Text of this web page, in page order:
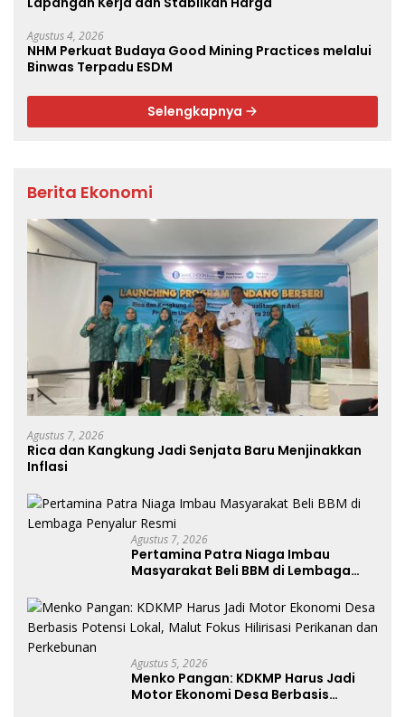
Agustus 4, 2026
NHM Perkuat Budaya Good Mining Practices melalui
Binwas Terpadu ESDM
Selengkapnya
Berita Ekonomi
Agustus 7, 2026
Rica dan Kangkung Jadi Senjata Baru Menjinakkan
Inflasi
Agustus 7, 2026
Pertamina Patra Niaga Imbau
Masyarakat Beli BBM di Lembaga
Agustus 5, 2026
Menko Pangan: KDKMP Harus Jadi
Motor Ekonomi Desa Berbasis